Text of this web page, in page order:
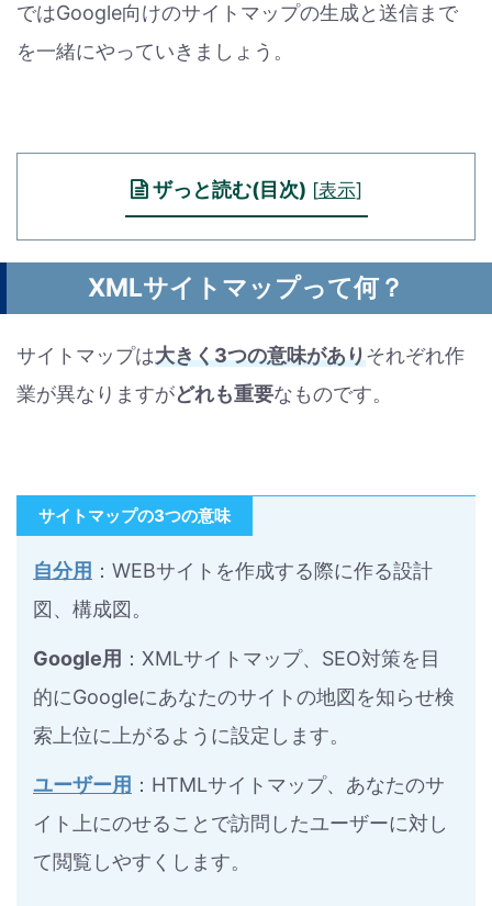
ではGoogle向けのサイトマップの生成と送信まで
を一緒にやっていきましょう。
ザっと読む(目次) [表示]
XMLサイトマップって何？
サイトマップは大きく3つの意味がありそれぞれ作
業が異なりますがどれも重要なものです。
サイトマップの3つの意味
自分用 ：WEBサイトを作成する際に作る設計
図、構成図。
Google用 ：XMLサイトマップ、SEO対策を目
的にGoogleにあなたのサイトの地図を知らせ検
索上位に上がるように設定します。
ユーザー用 ：HTMLサイトマップ、あなたのサ
イト上にのせることで訪問したユーザーに対し
て閲覧しやすくします。